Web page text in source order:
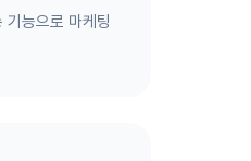
기능으로 마케팅